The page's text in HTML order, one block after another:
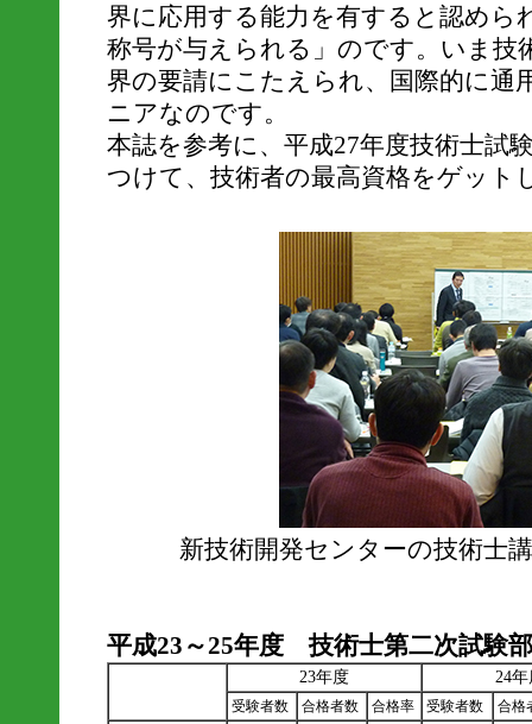
界に応用する能力を有すると認めら
称号が与えられる」のです。いま技
界の要請にこたえられ、国際的に通
ニアなのです。
本誌を参考に、平成27年度技術士試
つけて、技術者の最高資格をゲット
新技術開発センターの技術士
平成23～25年度 技術士第二次試験
23年度 24
受験者数 合格者数 合格率 受験者数
合格